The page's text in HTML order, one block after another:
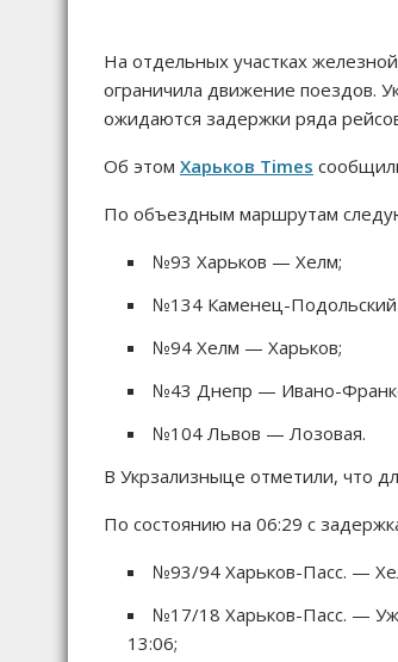
На отдельных участках
ограничила движение поездов.
ожидаются задержки ряда
Об этом Харьков Times
По объездным маршрутам
№93 Харьков — Хелм;
№134 Каменец-
№94 Хелм — Харьков;
№43 Днепр — Ивано-
№104 Львов — Лозовая.
В Укрзализныце отметили, что
По состоянию на 06:29 с
№93/94 Харьков-Пасс. —
№17/18 Харьков-Пасс. —
13:06;